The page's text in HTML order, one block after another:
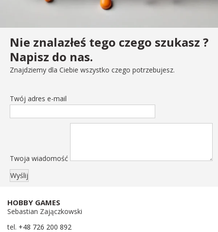
Nie znalazłeś tego czego szukasz ?
Napisz do nas.
Znajdziemy dla Ciebie wszystko czego potrzebujesz.
Twój adres e-mail
Twoja wiadomość
HOBBY GAMES
Sebastian Zajączkowski
tel. +48 726 200 892